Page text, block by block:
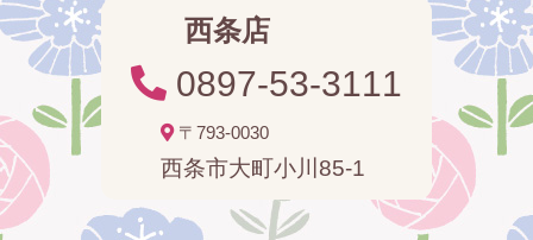
西条店
0897-53-3111
〒793-0030
西条市大町小川85-1